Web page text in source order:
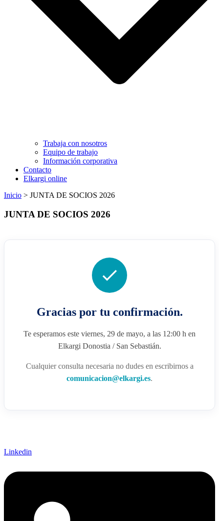
Trabaja con nosotros
Equipo de trabajo
Información corporativa
Contacto
Elkargi online
Inicio > JUNTA DE SOCIOS 2026
JUNTA DE SOCIOS 2026
Gracias por tu confirmación.
Te esperamos este viernes, 29 de mayo, a las 12:00 h en
Elkargi Donostia / San Sebastián.
Cualquier consulta necesaria no dudes en escribirnos a
comunicacion@elkargi.es.
Linkedin